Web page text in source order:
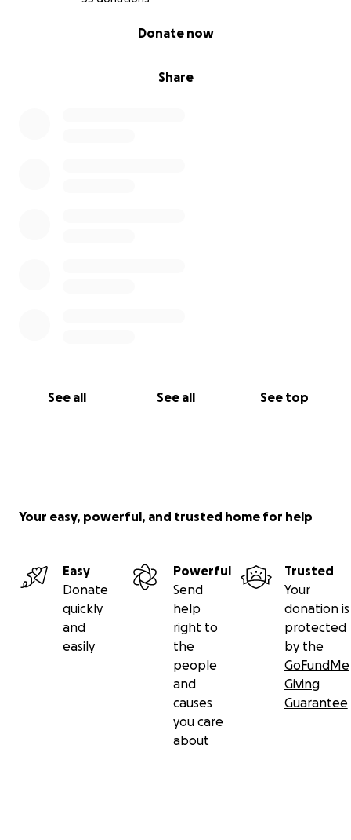
Share
Donate now
See all See all See top
Your easy, powerful, and trusted home for help
Easy
Donate
quickly
and
easily
Powerful
Send
help
right to
the
people
and
causes
you care
about
Trusted
Your
donation is
protected
by the
GoFundMe
Giving
Guarantee